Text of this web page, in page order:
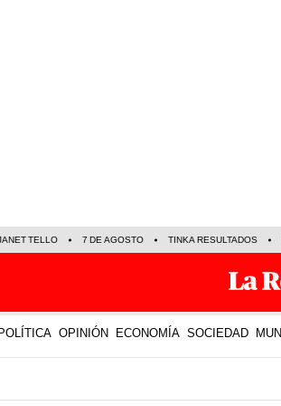
TELLO 7 DE AGOSTO TINKA RESULTADOS
POLÍTICA OPINIÓN ECONOMÍA SOCIEDAD